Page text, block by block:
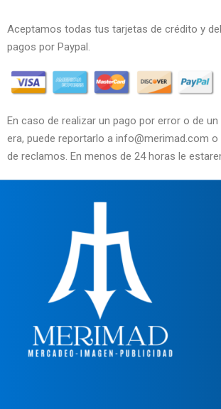
Aceptamos todas tus tarjetas de crédito y
pagos por Paypal.
En caso de realizar un pago por error o de
era, puede reportarlo a info@merimad.com
de reclamos. En menos de 24 horas le